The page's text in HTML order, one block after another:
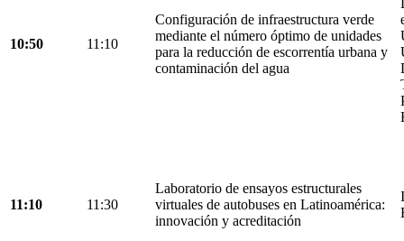
10:50 11:10
Configuración de infraestructura verde
mediante el número óptimo de unidades
para la reducción de escorrentía urbana y
contaminación del agua
11:10 11:30
Laboratorio de ensayos estructurales
virtuales de autobuses en Latinoamérica:
innovación y acreditación